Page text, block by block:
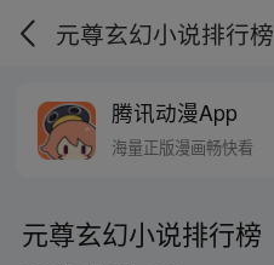
元尊玄幻小说排行榜
腾讯动漫App
海量正版漫画畅快看
元尊玄幻小说排行榜